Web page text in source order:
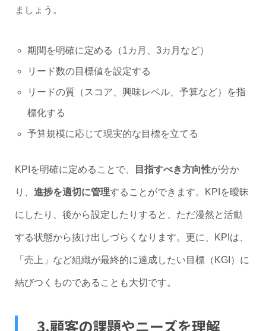
ましょう。
期間を明確に定める（1カ月、3カ月など）
リード数の目標値を設定する
リードの質（スコア、興味レベル、予算など）を指
標化する
予算規模に応じて現実的な目標を立てる
KPIを明確に定めることで、 目指すべき方向性が分か
り、 進捗を適切に管理することができます。KPIを曖昧
にしたり、後から設定したりすると、ただ漫然と活動
する状態から抜け出しづらくなります。更に、KPIは、
「売上」など組織が最終的に達成したい目標（KGI）に
結びつくものであることも大切です。
3.顧客の課題やニーズを理解